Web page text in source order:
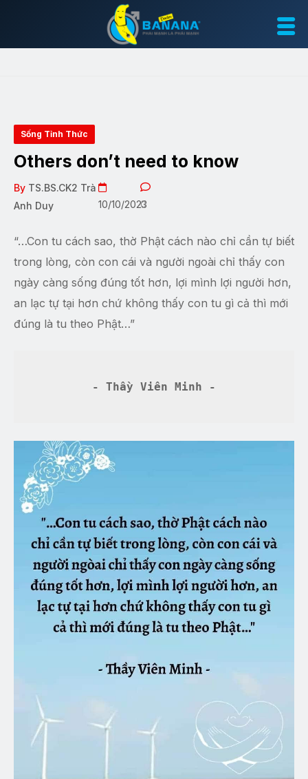
Sống Tỉnh Thức
Others don’t need to know
By TS.BS.CK2 Trà
Anh Duy
10/10/2023
0
“…Con tu cách sao, thờ Phật cách nào chỉ cần tự biết
trong lòng, còn con cái và người ngoài chỉ thấy con
ngày càng sống đúng tốt hơn, lợi mình lợi người hơn,
an lạc tự tại hơn chứ không thấy con tu gì cả thì mới
đúng là tu theo Phật…”
- Thầy Viên Minh -